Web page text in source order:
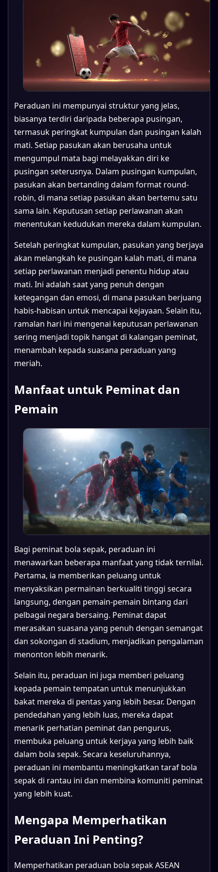
Peraduan ini mempunyai struktur yang jelas,
biasanya terdiri daripada beberapa pusingan,
termasuk peringkat kumpulan dan pusingan kalah
mati. Setiap pasukan akan berusaha untuk
mengumpul mata bagi melayakkan diri ke
pusingan seterusnya. Dalam pusingan kumpulan,
pasukan akan bertanding dalam format round-
robin, di mana setiap pasukan akan bertemu satu
sama lain. Keputusan setiap perlawanan akan
menentukan kedudukan mereka dalam kumpulan.
Setelah peringkat kumpulan, pasukan yang berjaya
akan melangkah ke pusingan kalah mati, di mana
setiap perlawanan menjadi penentu hidup atau
mati. Ini adalah saat yang penuh dengan
ketegangan dan emosi, di mana pasukan berjuang
habis-habisan untuk mencapai kejayaan. Selain itu,
ramalan hari ini mengenai keputusan perlawanan
sering menjadi topik hangat di kalangan peminat,
menambah kepada suasana peraduan yang
meriah.
Manfaat untuk Peminat dan
Pemain
Bagi peminat bola sepak, peraduan ini
menawarkan beberapa manfaat yang tidak ternilai.
Pertama, ia memberikan peluang untuk
menyaksikan permainan berkualiti tinggi secara
langsung, dengan pemain-pemain bintang dari
pelbagai negara bersaing. Peminat dapat
merasakan suasana yang penuh dengan semangat
dan sokongan di stadium, menjadikan pengalaman
menonton lebih menarik.
Selain itu, peraduan ini juga memberi peluang
kepada pemain tempatan untuk menunjukkan
bakat mereka di pentas yang lebih besar. Dengan
pendedahan yang lebih luas, mereka dapat
menarik perhatian peminat dan pengurus,
membuka peluang untuk kerjaya yang lebih baik
dalam bola sepak. Secara keseluruhannya,
peraduan ini membantu meningkatkan taraf bola
sepak di rantau ini dan membina komuniti peminat
yang lebih kuat.
Mengapa Memperhatikan
Peraduan Ini Penting?
Memperhatikan peraduan bola sepak ASEAN